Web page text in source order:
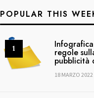
POPULAR THIS
regole
pubblicità
18 MARZO 2022